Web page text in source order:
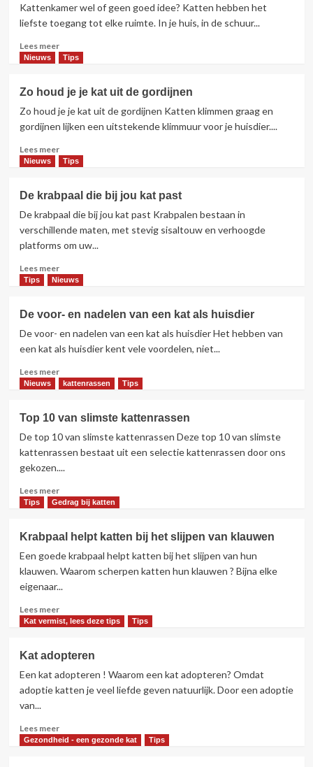
je
huisdier
je
het
fotoboek
van
kat
Kattenkamer wel of geen goed idee? Katten hebben het
liefste toegang tot elke ruimte. In je huis, in de schuur...
Lees meerLees
meer
wel
of
geen
idee?
Nieuws Tips
Zo houd je je kat uit de gordijnen
Zo houd je je kat uit de gordijnen Katten klimmen graag en
gordijnen lijken een uitstekende klimmuur voor je huisdier....
Lees meerLees
meer
houd
je
je
de
gordijnen
Nieuws Tips
De krabpaal die bij jou kat past
De krabpaal die bij jou kat past Krabpalen bestaan in
verschillende maten, met stevig sisaltouw en verhoogde
platforms om uw...
Lees meerLees
meer
krabpaal
die
bij
kat
past
Tips Nieuws
De voor- en nadelen van een kat als huisdier
De voor- en nadelen van een kat als huisdier Het hebben van
een kat als huisdier kent vele voordelen, niet...
Lees meerLees
meer
voor-
en
nadelen
kat
als
Nieuws kattenrassen Tips
Top 10 van slimste kattenrassen
De top 10 van slimste kattenrassen Deze top 10 van slimste
kattenrassen bestaat uit een selectie kattenrassen door ons
gekozen....
Lees meerLees
meer
10
van
slimste
Tips Gedrag bij katten
Krabpaal helpt katten bij het slijpen van klauwen
Een goede krabpaal helpt katten bij het slijpen van hun
klauwen. Waarom scherpen katten hun klauwen ? Bijna elke
eigenaar...
Lees meerLees
meer
helpt
katten
bij
van
klauwen
Kat vermist, lees deze tips Tips
Kat adopteren
Een kat adopteren ! Waarom een kat adopteren? Omdat
adoptie katten je veel liefde geven natuurlijk. Door een adoptie
van...
Lees meerLees
meer
Gezondheid - een gezonde kat Tips